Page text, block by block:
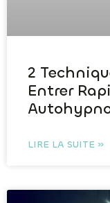
2
Entrer
LIRE LA SUITE »